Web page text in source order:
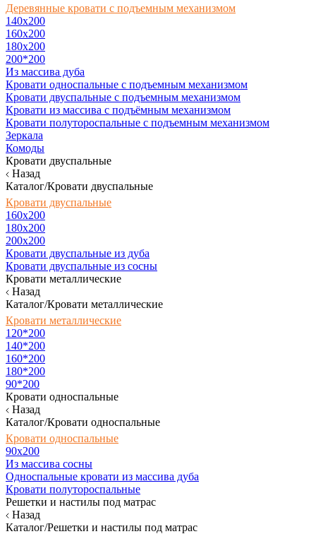
Деревянные кровати с подъемным механизмом
140x200
160х200
180х200
200*200
Из массива дуба
Кровати односпальные с подъемным механизмом
Кровати двуспальные с подъемным механизмом
Кровати из массива с подъёмным механизмом
Кровати полутороспальные с подъемным механизмом
Зеркала
Комоды
Кровати двуспальные
Назад
Каталог/Кровати двуспальные
Кровати двуспальные
160х200
180x200
200x200
Кровати двуспальные из дуба
Кровати двуспальные из сосны
Кровати металлические
Назад
Каталог/Кровати металлические
Кровати металлические
120*200
140*200
160*200
180*200
90*200
Кровати односпальные
Назад
Каталог/Кровати односпальные
Кровати односпальные
90х200
Из массива сосны
Односпальные кровати из массива дуба
Кровати полутороспальные
Решетки и настилы под матрас
Назад
Каталог/Решетки и настилы под матрас